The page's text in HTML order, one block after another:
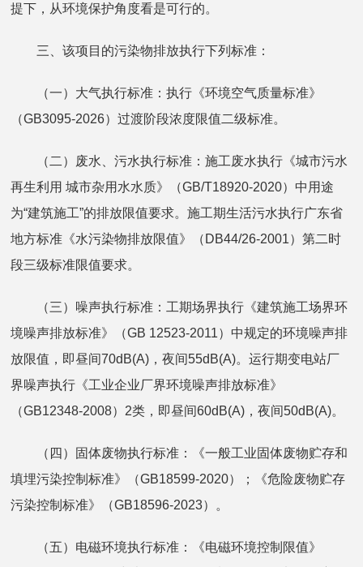
提下，从环境保护角度看是可行的。
三、该项目的污染物排放执行下列标准：
（一）大气执行标准：执行《环境空气质量标准》
（GB3095-2026）过渡阶段浓度限值二级标准。
（二）废水、污水执行标准：施工废水执行《城市污水
再生利用 城市杂用水水质》（GB/T18920-2020）中用途
为“建筑施工”的排放限值要求。施工期生活污水执行广东省
地方标准《水污染物排放限值》（DB44/26-2001）第二时
段三级标准限值要求。
（三）噪声执行标准：工期场界执行《建筑施工场界环
境噪声排放标准》（GB 12523-2011）中规定的环境噪声排
放限值，即昼间70dB(A)，夜间55dB(A)。运行期变电站厂
界噪声执行《工业企业厂界环境噪声排放标准》
（GB12348-2008）2类，即昼间60dB(A)，夜间50dB(A)。
（四）固体废物执行标准：《一般工业固体废物贮存和
填埋污染控制标准》（GB18599-2020）；《危险废物贮存
污染控制标准》（GB18596-2023）。
（五）电磁环境执行标准：《电磁环境控制限值》